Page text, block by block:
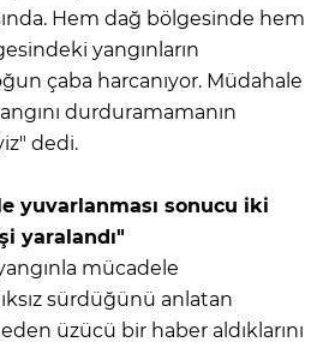
Hem dağ bölgesinde hem
yangınların
çaba harcanıyor. Müdahale
durduramamanın
dedi.
yuvarlanması sonucu iki
yaralandı"
mücadele
sürdüğünü anlatan
üzücü bir haber aldıklarını